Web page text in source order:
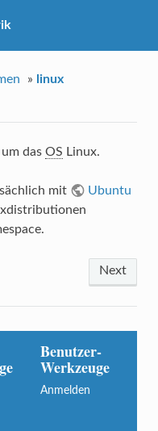
» linux
das OS Linux.
mit
Ubuntu
Next
Benutzer-
Werkzeuge
Anmelden